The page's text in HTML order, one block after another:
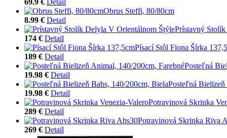
Obrus Steffi, 80/80cm
8.99 € Detail
Prístavný
174 € Detail
Písací Stôl Fiona Šírka
189 € Detail
Posteľná
19.98 € Detail
Posteľná
19.98 € Detail
Potravinová Skrinka
289 € Detail
Potravinová Skrinka Riva
269 € Detail